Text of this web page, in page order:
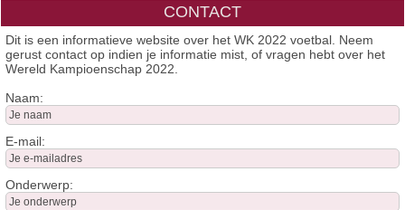
CONTACT
Dit is een informatieve website over het WK 2022 voetbal. Neem
gerust contact op indien je informatie mist, of vragen hebt over het
Wereld Kampioenschap 2022.
Naam:
E-mail:
Onderwerp: